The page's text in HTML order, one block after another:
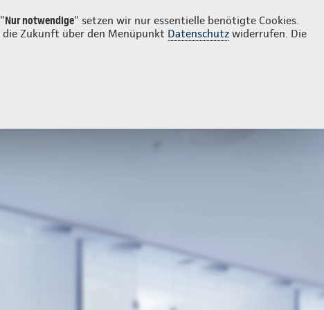
Nur notwendige" setzen wir nur essentielle benötigte Cookies.
die Zukunft über den Menüpunkt Datenschutz widerrufen. Die
Login Kontakt 02361 9437991